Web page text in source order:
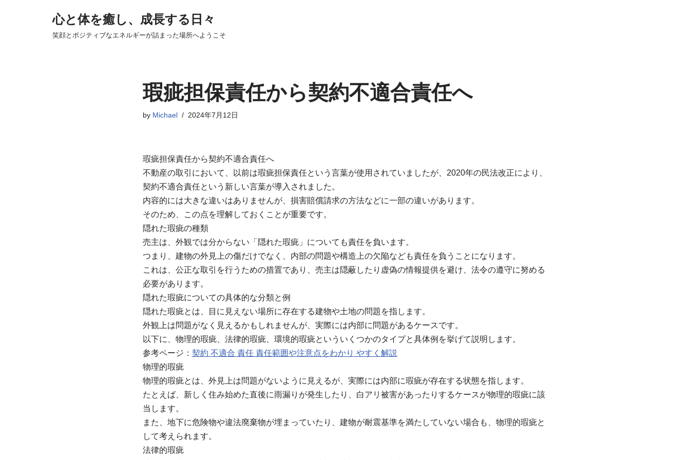
心と体を癒し、成長する日々
笑顔とポジティブなエネルギーが詰まった場所へようこそ
瑕疵担保責任から契約不適合責任へ
by Michael 2024年7月12日
瑕疵担保責任から契約不適合責任へ
不動産の取引において、以前は瑕疵担保責任という言葉が使用されていましたが、2020年の民法改正により、
契約不適合責任という新しい言葉が導入されました。
内容的には大きな違いはありませんが、損害賠償請求の方法などに一部の違いがあります。
そのため、この点を理解しておくことが重要です。
隠れた瑕疵の種類
売主は、外観では分からない「隠れた瑕疵」についても責任を負います。
つまり、建物の外見上の傷だけでなく、内部の問題や構造上の欠陥なども責任を負うことになります。
これは、公正な取引を行うための措置であり、売主は隠蔽したり虚偽の情報提供を避け、法令の遵守に努める
必要があります。
隠れた瑕疵についての具体的な分類と例
隠れた瑕疵とは、目に見えない場所に存在する建物や土地の問題を指します。
外観上は問題がなく見えるかもしれませんが、実際には内部に問題があるケースです。
以下に、物理的瑕疵、法律的瑕疵、環境的瑕疵といういくつかのタイプと具体例を挙げて説明します。
参考ページ： 契約 不適合 責任 責任範囲や注意点をわかり やすく解説
物理的瑕疵
物理的瑕疵とは、外見上は問題がないように見えるが、実際には内部に瑕疵が存在する状態を指します。
たとえば、新しく住み始めた直後に雨漏りが発生したり、白アリ被害があったりするケースが物理的瑕疵に該
当します。
また、地下に危険物や違法廃棄物が埋まっていたり、建物が耐震基準を満たしていない場合も、物理的瑕疵と
して考えられます。
法律的瑕疵